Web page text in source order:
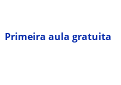
Primeira aula gratuita